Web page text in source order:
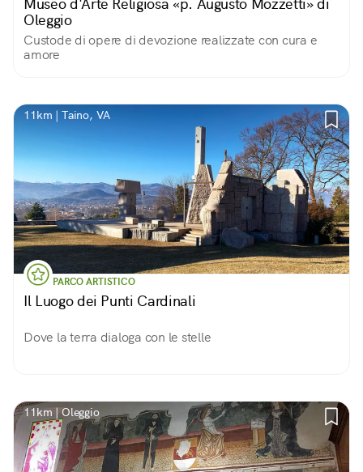
Oleggio
Custode di opere di devozione realizzate con cura e
amore
11km | Taino, VA
PARCO ARTISTICO
Il Luogo dei Punti Cardinali
Dove la terra dialoga con le stelle
11km | Oleggio